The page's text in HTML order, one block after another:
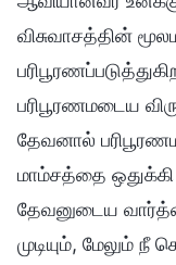
விசுவாசத்தின்
பரிபூரணமடைய
தேவனால்
மாம்சத்தை
தேவனுடைய
முடியும், மேலும்